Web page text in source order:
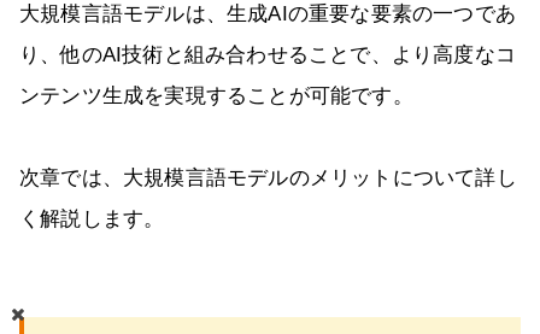
大規模言語モデルは、生成AIの重要な要素の一つであ
り、他のAI技術と組み合わせることで、より高度なコ
ンテンツ生成を実現することが可能です。
次章では、大規模言語モデルのメリットについて詳し
く解説します。